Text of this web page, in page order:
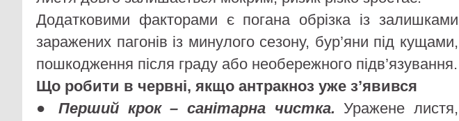
Додатковими факторами є погана обрізка із залишками
заражених пагонів із минулого сезону, бур’яни під кущами,
пошкодження після граду або необережного підв’язування.
Що робити в червні, якщо антракноз уже з’явився
●Перший крок – санітарна чистка.Уражене листя,